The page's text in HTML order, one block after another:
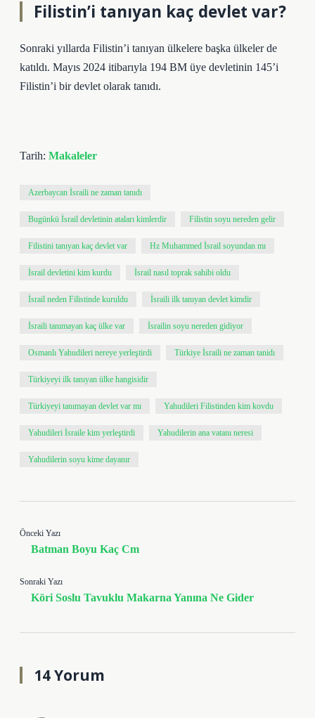
Filistin’i tanıyan kaç devlet var?
Sonraki yıllarda Filistin’i tanıyan ülkelere başka ülkeler de
katıldı. Mayıs 2024 itibarıyla 194 BM üye devletinin 145’i
Filistin’i bir devlet olarak tanıdı.
Tarih: Makaleler
Azerbaycan İsraili ne zaman tanıdı
Bugünkü İsrail devletinin ataları kimlerdir Filistin soyu nereden gelir
Filistini tanıyan kaç devlet var Hz Muhammed İsrail soyundan mı
İsrail devletini kim kurdu İsrail nasıl toprak sahibi oldu
İsrail neden Filistinde kuruldu İsraili ilk tanıyan devlet kimdir
İsraili tanımayan kaç ülke var İsrailin soyu nereden gidiyor
Osmanlı Yahudileri nereye yerleştirdi Türkiye İsraili ne zaman tanidı
Türkiyeyi ilk tanıyan ülke hangisidir
Türkiyeyi tanımayan devlet var mı Yahudileri Filistinden kim kovdu
Yahudileri İsraile kim yerleştirdi Yahudilerin ana vatanı neresi
Yahudilerin soyu kime dayanır
Önceki Yazı
Batman Boyu Kaç Cm
Sonraki Yazı
Köri Soslu Tavuklu Makarna Yanına Ne Gider
14 Yorum